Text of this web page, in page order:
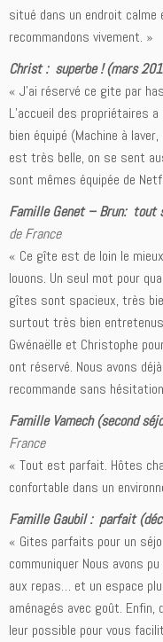
situé dans un endroit calme
recommandons vivement. »
Christ : superbe ! (mars
« J’ai réservé ce gite par
L’accueil des propriétaires
bien équipé (Machine à
est très belle, on se sent
sont mêmes équipée de
Famille Genet – Brun: tout
de France
« Ce gîte est de loin le
louons. Un seul mot pour
gîtes sont spacieux, très
surtout très bien
Gwénaëlle et Christophe
ont réservé. Nous avons
recommande sans
Famille Vamech (second
France
« Tout est parfait. Hôtes
confortable dans un
Famille Gaubil : parfait
« Gites parfaits pour un
communiquer Nous avons
aux repas… et un espace
aménagés avec goût.
leur possible pour vous